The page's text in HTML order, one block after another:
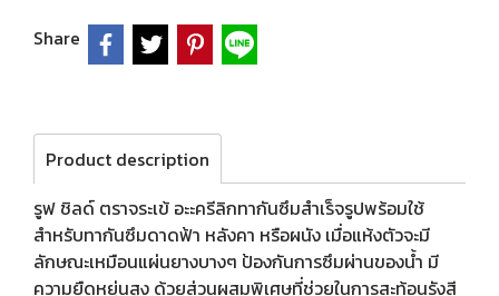
Share
Product description
รูฟ ชิลด์ ตราจระเข้ อะะครีลิกทากันซึมสำเร็จรูปพร้อมใช้
สำหรับทากันซึมดาดฟ้า หลังคา หรือผนัง เมื่อแห้งตัวจะมี
ลักษณะเหมือนแผ่นยางบางๆ ป้องกันการซึมผ่านของน้ำ มี
ความยืดหยุ่นสูง ด้วยส่วนผสมพิเศษที่ช่วยในการสะท้อนรังสี